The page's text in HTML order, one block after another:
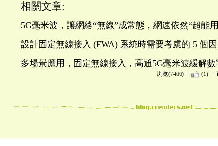
相關文章:
5G毫米波，讓網絡“無線”成常態，網速依然“超能
設計固定無線接入 (FWA) 系統時需要考慮的 5 個
多場景應用，固定無線接入，高通5G毫米波緩解數
浏览(7466) (1)